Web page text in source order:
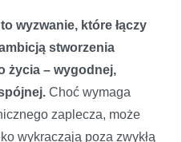
wyzwanie, które łączy
stworzenia
życia – wygodnej,
Choć wymaga
zaplecza, może
wykraczają poza zwykłą